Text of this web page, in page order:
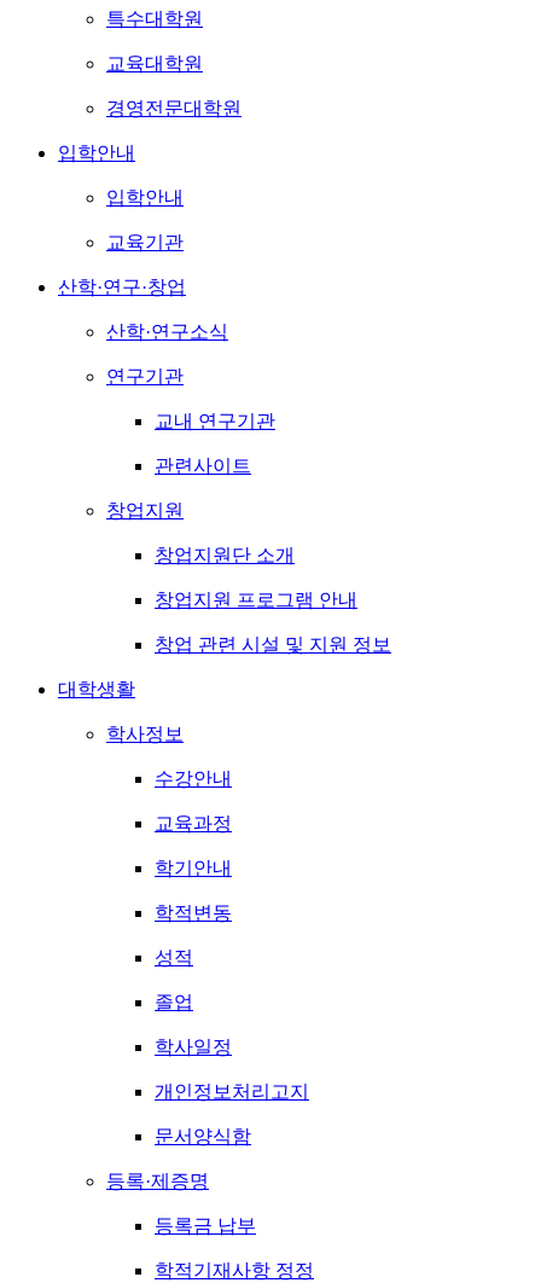
특수대학원
교육대학원
경영전문대학원
입학안내
입학안내
교육기관
산학·연구·창업
산학·연구소식
연구기관
교내 연구기관
관련사이트
창업지원
창업지원단 소개
창업지원 프로그램 안내
창업 관련 시설 및 지원 정보
대학생활
학사정보
수강안내
교육과정
학기안내
학적변동
성적
졸업
학사일정
개인정보처리고지
문서양식함
등록·제증명
등록금 납부
학적기재사항 정정